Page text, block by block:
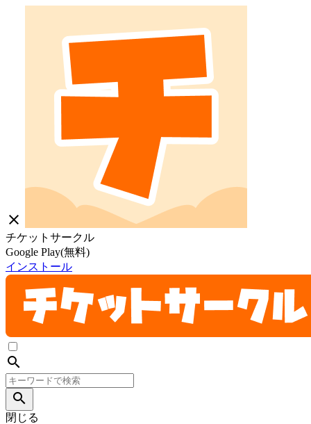
close
チケットサークル
Google Play(無料)
インストール
search
search
閉じる